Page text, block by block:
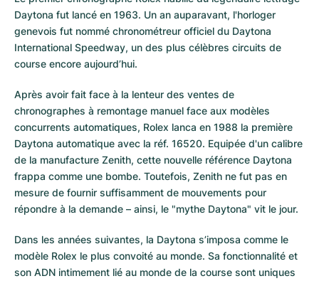
Daytona fut lancé en 1963. Un an auparavant, l'horloger
genevois fut nommé chronométreur officiel du Daytona
International Speedway, un des plus célèbres circuits de
course encore aujourd’hui.
Après avoir fait face à la lenteur des ventes de
chronographes à remontage manuel face aux modèles
concurrents automatiques, Rolex lanca en 1988 la première
Daytona automatique avec la réf. 16520. Equipée d'un calibre
de la manufacture Zenith, cette nouvelle référence Daytona
frappa comme une bombe. Toutefois, Zenith ne fut pas en
mesure de fournir suffisamment de mouvements pour
répondre à la demande – ainsi, le "mythe Daytona" vit le jour.
Dans les années suivantes, la Daytona s’imposa comme le
modèle Rolex le plus convoité au monde. Sa fonctionnalité et
son ADN intimement lié au monde de la course sont uniques